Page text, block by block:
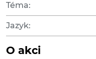
Téma:
Jazyk:
O akci